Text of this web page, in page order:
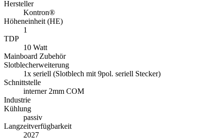
Langzeitverfügbarkeit
2027
Geräuschentwicklung
0 dB(A)
Betriebstemperatur
-10°C bis 60°C
Luftfeuchtigkeit
0% bis 90% (nicht kondensierend)
Konformität
CE
Qualität
EXTRA Computer besitzt ein Qualitätsmanagement-System,
welches nach DIN ISO 9001 zertifiziert ist
Menü schließen